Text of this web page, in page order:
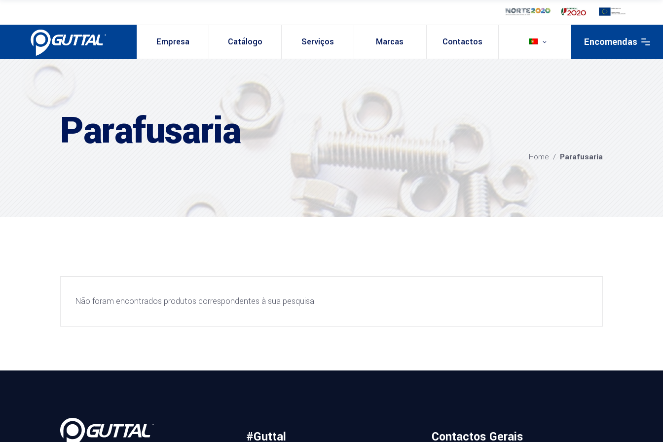
Empresa Catálogo Serviços Marcas Contactos Encomendas
Parafusaria Home / Parafusaria
Não foram encontrados produtos correspondentes à sua pesquisa.
#Guttal Contactos Gerais